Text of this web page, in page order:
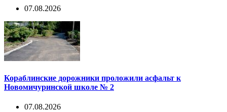
07.08.2026
Кораблинские дорожники проложили асфальт к
Новомичуринской школе № 2
07.08.2026